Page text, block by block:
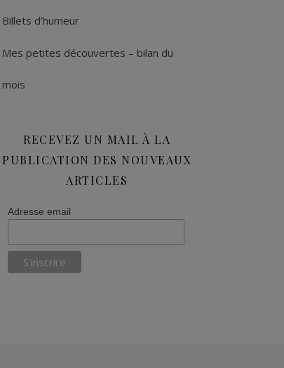
Billets d’humeur
Mes petites découvertes – bilan du
mois
RECEVEZ UN MAIL À LA
PUBLICATION DES NOUVEAUX
ARTICLES
Adresse email